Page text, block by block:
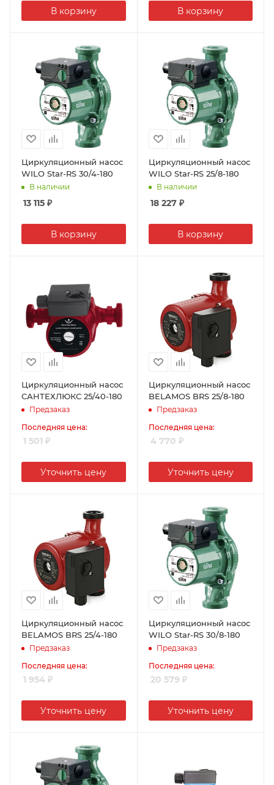
В корзину В корзину
Циркуляционный насос
WILO Star-RS 30/4-180
В наличии
13 115 ₽
В корзину
Циркуляционный насос
WILO Star-RS 25/8-180
В наличии
18 227₽
В корзину
Циркуляционный насос
САНТЕХЛЮКС 25/40-180
Предзаказ
Последняя цена:
1 501 ₽
Уточнить цену
Циркуляционный насос
BELAMOS BRS 25/8-180
Предзаказ
Последняя цена:
4 770 ₽
Уточнить цену
Циркуляционный насос
BELAMOS BRS 25/4-180
Предзаказ
Последняя цена:
1 954 ₽
Уточнить цену
Циркуляционный насос
WILO Star-RS 30/8-180
Предзаказ
Последняя цена:
20 579 ₽
Уточнить цену